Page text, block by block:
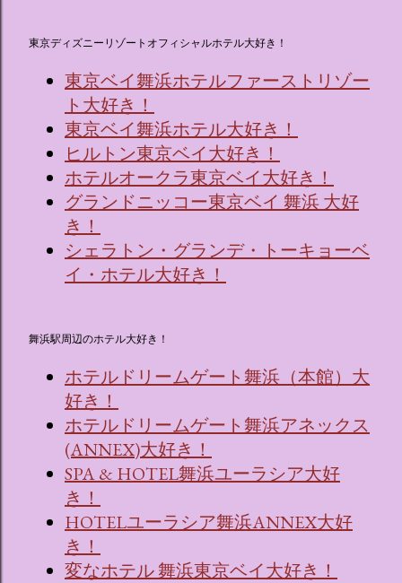
東京ディズニーリゾートオフィシャルホテル大好き！
東京ベイ舞浜ホテルファーストリゾー
ト大好き！
東京ベイ舞浜ホテル大好き！
ヒルトン東京ベイ大好き！
ホテルオークラ東京ベイ大好き！
グランドニッコー東京ベイ 舞浜 大好
き！
シェラトン・グランデ・トーキョーベ
イ・ホテル大好き！
舞浜駅周辺のホテル大好き！
ホテルドリームゲート舞浜（本館）大
好き！
ホテルドリームゲート舞浜アネックス
(ANNEX)大好き！
SPA & HOTEL舞浜ユーラシア大好
き！
HOTELユーラシア舞浜ANNEX大好
き！
変なホテル 舞浜東京ベイ大好き！